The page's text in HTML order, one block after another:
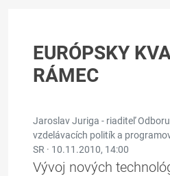
EURÓPSKY
RÁMEC
Jaroslav Juriga - riaditeľ
vzdelávacích politík a
SR · 10.11.2010, 14:00
Vývoj nových